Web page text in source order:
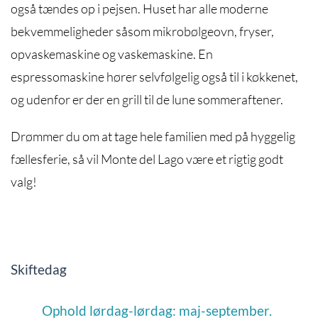
også tændes op i pejsen. Huset har alle moderne
bekvemmeligheder såsom mikrobølgeovn, fryser,
opvaskemaskine og vaskemaskine. En
espressomaskine hører selvfølgelig også til i køkkenet,
og udenfor er der en grill til de lune sommeraftener.
Drømmer du om at tage hele familien med på hyggelig
fællesferie, så vil Monte del Lago være et rigtig godt
valg!
Skiftedag
Ophold lørdag-lørdag: maj-september.